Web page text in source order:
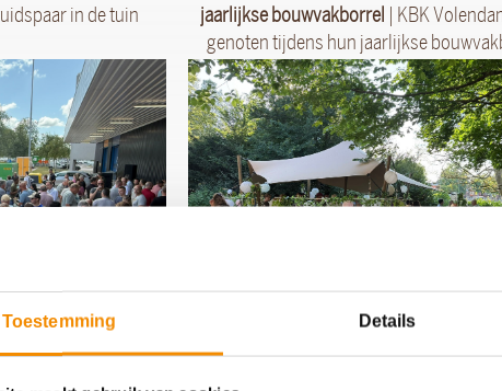
Toestemming Details
in de tuin
jaarlijkse bouwvakborrel
| KBK
genoten tijdens hun jaarlijkse
Infra weer verwend
Infra
BBQ in Amsterdam| Geheel